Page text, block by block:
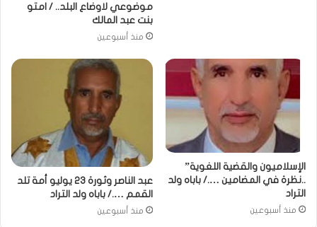
موضوعي لاوضاع البلد.. / امتو
بنت عبد المالك
منذ أسبوعين
الإسلاميون والقضية اللغوية”
..نظرة في المضامين …./ باباه ولد
التراد
منذ أسبوعين
عبد الناصر وثورة 23 يوليو أمة تلد
القمم …./ باباه ولد التراد
منذ أسبوعين